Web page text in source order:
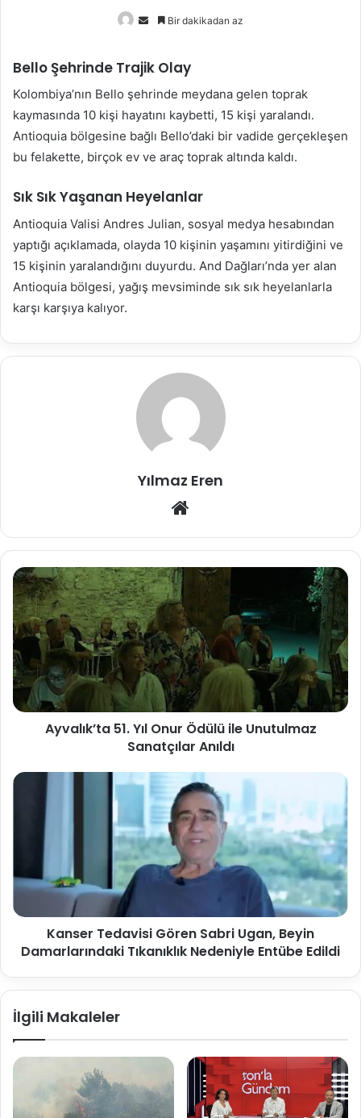
Bir
göndermek
Bir dakikadan az
Bello Şehrinde Trajik Olay
Kolombiya’nın Bello şehrinde meydana gelen toprak
kaymasında 10 kişi hayatını kaybetti, 15 kişi yaralandı.
Antioquia bölgesine bağlı Bello’daki bir vadide gerçekleşen
bu felakette, birçok ev ve araç toprak altında kaldı.
Sık Sık Yaşanan Heyelanlar
Antioquia Valisi Andres Julian, sosyal medya hesabından
yaptığı açıklamada, olayda 10 kişinin yaşamını yitirdiğini ve
15 kişinin yaralandığını duyurdu. And Dağları’nda yer alan
Antioquia bölgesi, yağış mevsiminde sık sık heyelanlarla
karşı karşıya kalıyor.
Yılmaz Eren
Ayvalık’ta 51. Yıl Onur Ödülü ile Unutulmaz
Sanatçılar Anıldı
Kanser Tedavisi Gören Sabri Ugan, Beyin
Damarlarındaki Tıkanıklık Nedeniyle Entübe Edildi
İlgili Makaleler